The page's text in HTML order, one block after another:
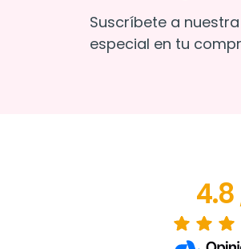
Suscríbete a
especial en tu
4.8